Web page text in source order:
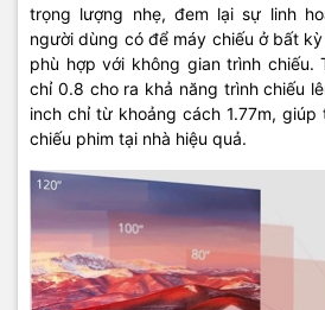
trọng lượng nhẹ, đem lại sự linh
người dùng có để máy chiếu ở bất
phù hợp với không gian trình chiếu.
chỉ 0.8 cho ra khả năng trình chiếu
inch chỉ từ khoảng cách 1.77m,
chiếu phim tại nhà hiệu quả.